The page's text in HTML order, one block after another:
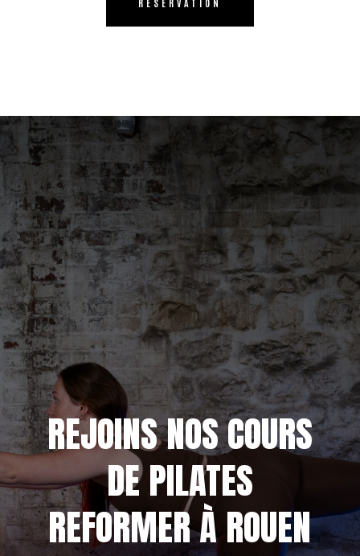
RÉSERVATION
REJOINS NOS COURS
DE PILATES
REFORMER À ROUEN